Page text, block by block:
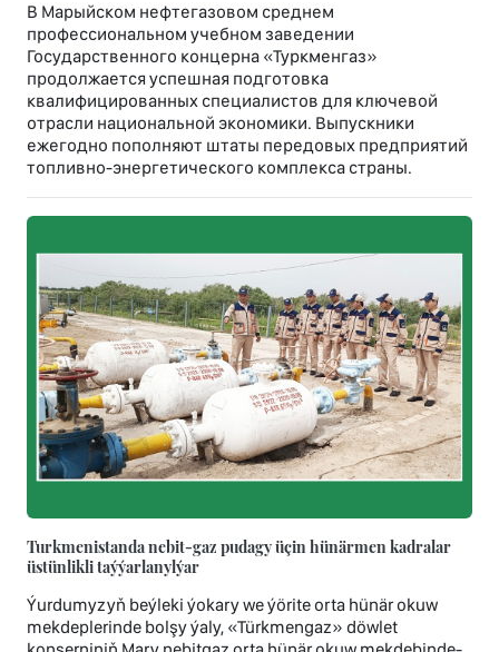
В Марыйском нефтегазовом среднем
профессиональном учебном заведении
Государственного концерна «Туркменгаз»
продолжается успешная подготовка
квалифицированных специалистов для ключевой
отрасли национальной экономики. Выпускники
ежегодно пополняют штаты передовых предприятий
топливно-энергетического комплекса страны.
Turkmenistanda nebit-gaz pudagy üçin hünärmen kadralar
üstünlikli taýýarlanylýar
Ýurdumyzyň beýleki ýokary we ýörite orta hünär okuw
mekdeplerinde bolşy ýaly, «Türkmengaz» döwlet